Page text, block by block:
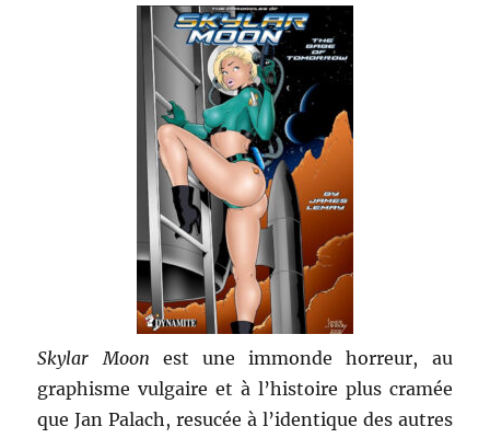
Skylar Moon est une immonde horreur, au
graphisme vulgaire et à l’histoire plus cramée
que Jan Palach, resucée à l’identique des autres